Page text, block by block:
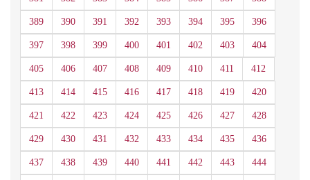
389 390 391 392 393 394 395 396
397 398 399 400 401 402 403 404
405 406 407 408 409 410 411 412
413 414 415 416 417 418 419 420
421 422 423 424 425 426 427 428
429 430 431 432 433 434 435 436
437 438 439 440 441 442 443 444